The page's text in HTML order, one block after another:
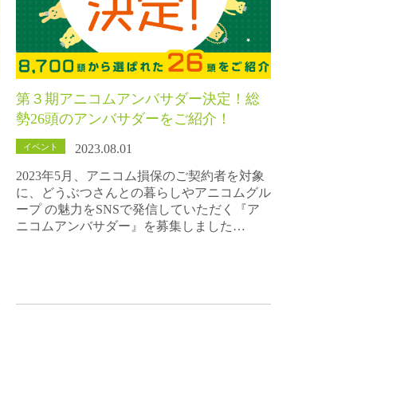
第３期アニコムアンバサダー決定！総
勢26頭のアンバサダーをご紹介！
イベント
2023.08.01
2023年5月、アニコム損保のご契約者を対象
に、どうぶつさんとの暮らしやアニコムグル
ープ の魅力をSNSで発信していただく『ア
ニコムアンバサダー』を募集しました…